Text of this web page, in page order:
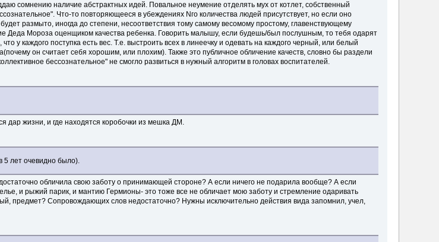
сомнению наличие абстрактных идей. Повальное неумение отделять мух от котлет, собственный
Что-то повторяющееся в убеждениях Nго количества людей присутствует, но если оно
размыто, иногда до степени, несоответствия тому самому весомому простому, главенствующему
Деда Мороза оценщиком качества ребенка. Говорить малышу, если будешь/был послушным, то тебя одарят
у каждого поступка есть вес. Т.е. выстроить всех в линеечку и одевать на каждого черный, или белый
он считает себя хорошим, или плохим). Также это публичное обличение качеств, словно бы раздели
бессознательное" не смогло развиться в нужный алгоритм в головах воспитателей.
дар жизни, и где находятся коробочки из мешка ДМ.
5 лет очевидно было).
обличила свою заботу о принимающей стороне? А если ничего не подарила вообще? А если
и рыжий парик, и мантию Гермионы- это тоже все не обличает мою заботу и стремление одаривать
предмет? Сопровождающих слов недостаточно? Нужны исключительно действия вида запомнил, учел,